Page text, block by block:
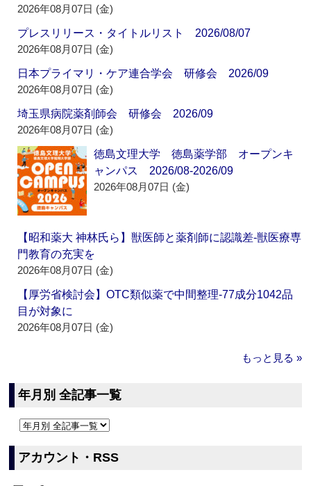
2026年08月07日 (金)
プレスリリース・タイトルリスト 2026/08/07
2026年08月07日 (金)
日本プライマリ・ケア連合学会 研修会 2026/09
2026年08月07日 (金)
埼玉県病院薬剤師会 研修会 2026/09
2026年08月07日 (金)
徳島文理大学 徳島薬学部 オープンキ
ャンパス 2026/08-2026/09
2026年08月07日 (金)
【昭和薬大 神林氏ら】獣医師と薬剤師に認識差‐獣医療専
門教育の充実を
2026年08月07日 (金)
【厚労省検討会】OTC類似薬で中間整理‐77成分1042品
目が対象に
2026年08月07日 (金)
もっと見る »
年月別 全記事一覧
アカウント・RSS